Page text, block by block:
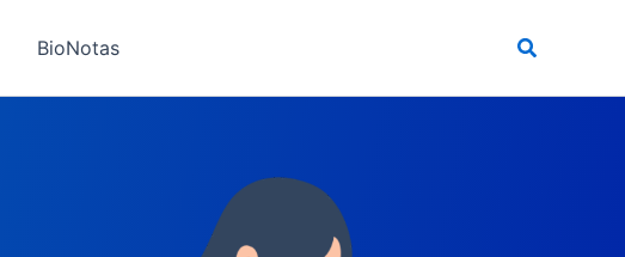
BioNotas Pesquisar